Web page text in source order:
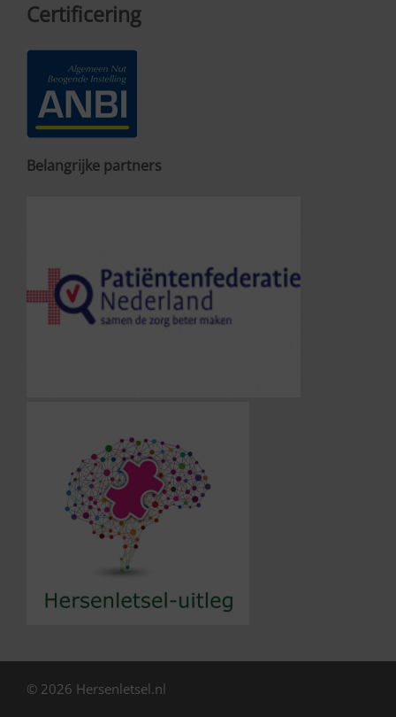
Certificering
Belangrijke partners
© 2026 Hersenletsel.nl